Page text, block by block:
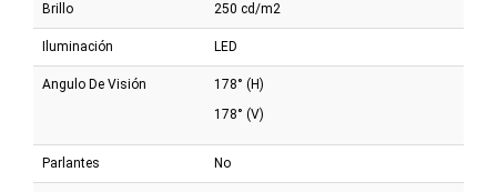
Brillo 250 cd/m2
Iluminación LED
Angulo De Visión
178° (H)
178° (V)
Parlantes No